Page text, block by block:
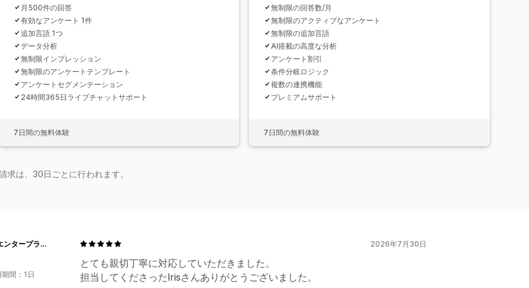
月500件の回答
有効なアンケート 1件
追加言語 1つ
データ分析
無制限インプレッション
無制限のアンケートテンプレート
アンケートセグメンテーション
24時間365日ライブチャットサポート
7日間の無料体験
無制限の回答数/月
無制限のアクティブなアンケート
無制限の追加言語
AI搭載の高度な分析
アンケート割引
条件分岐ロジック
複数の連携機能
プレミアムサポート
7日間の無料体験
求は、30日ごとに行われます。
2026年7月30日
とても親切丁寧に対応していただきました。
担当してくださったIrisさんありがとうございました。
株式会社 淀エンタープライズ
間：1日